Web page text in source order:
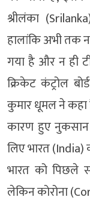
श्रीलंका
हालांकि अभी तक
गया है और न ही
क्रिकेट कंट्रोल
कुमार धूमल ने कहा
कारण हुए नुकसान
लिए भारत (India)
भारत को पिछले
लेकिन कोरोना